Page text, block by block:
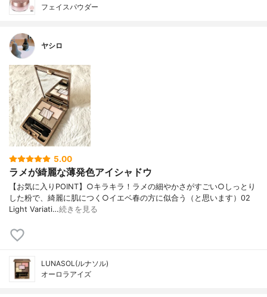
フェイスパウダー
ヤシロ
5.00
ラメが綺麗な薄発色アイシャドウ
【お気に入りPOINT】○キラキラ！ラメの細やかさがすごい○しっとり
した粉で、綺麗に肌につく○イエベ春の方に似合う（と思います）02
Light Variati…続きを見る
LUNASOL(ルナソル)
オーロラアイズ